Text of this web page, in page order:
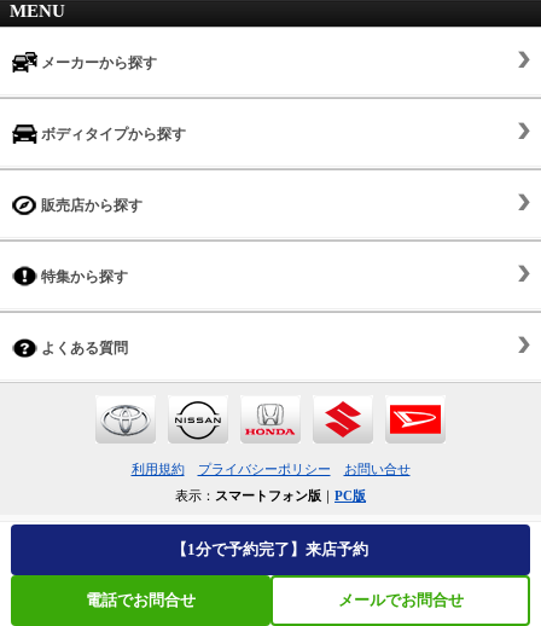
【1分で予約完了】来店予約
電話でお問合せ メールでお問合せ
MENU
メーカーから探す
ボディタイプから探す
販売店から探す
特集から探す
よくある質問
利用規約 プライバシーポリシー
お問い合せ
表示： スマートフォン版 PC版